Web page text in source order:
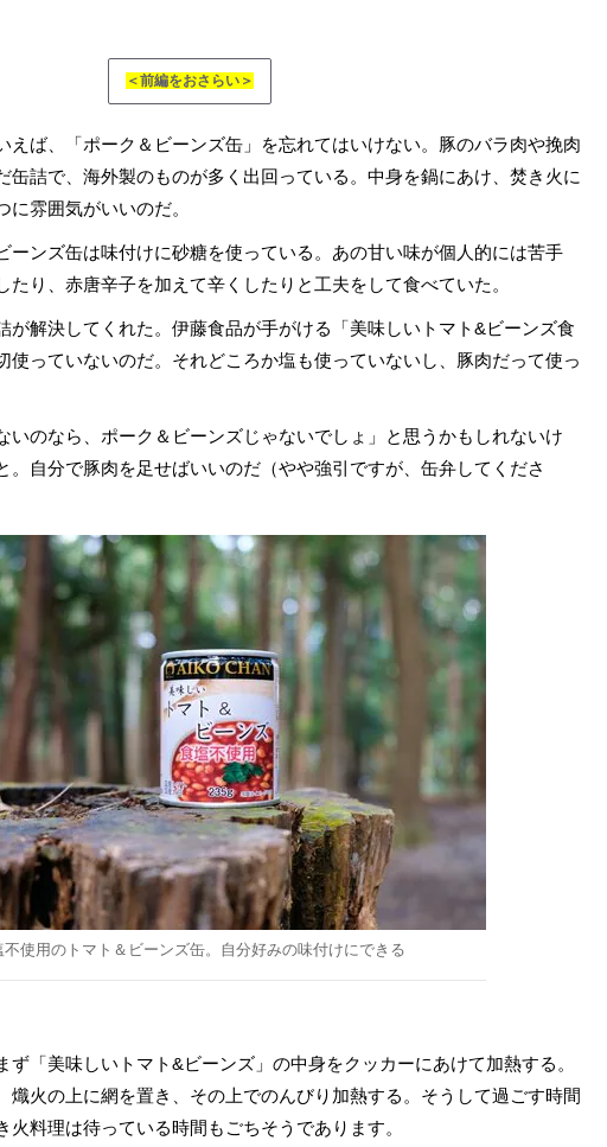
＜前編をおさらい＞
ば、「ポーク＆ビーンズ缶」を忘れてはいけない。豚のバラ肉や挽肉
缶詰で、海外製のものが多く出回っている。中身を鍋にあけ、焚き火に
雰囲気がいいのだ。
ンズ缶は味付けに砂糖を使っている。あの甘い味が個人的には苦手
たり、赤唐辛子を加えて辛くしたりと工夫をして食べていた。
解決してくれた。伊藤食品が手がける「美味しいトマト&ビーンズ食
使っていないのだ。それどころか塩も使っていないし、豚肉だって使っ
いのなら、ポーク＆ビーンズじゃないでしょ」と思うかもしれないけ
。自分で豚肉を足せばいいのだ（やや強引ですが、缶弁してくださ
不使用のトマト＆ビーンズ缶。自分好みの味付けにできる
「美味しいトマト&ビーンズ」の中身をクッカーにあけて加熱する。
熾火の上に網を置き、その上でのんびり加熱する。そうして過ごす時間
火料理は待っている時間もごちそうであります。